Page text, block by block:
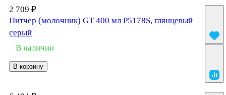
2 709 ₽
Питчер (молочник) GT 400 мл P5178S, глянцевый
серый
В наличии
В корзину